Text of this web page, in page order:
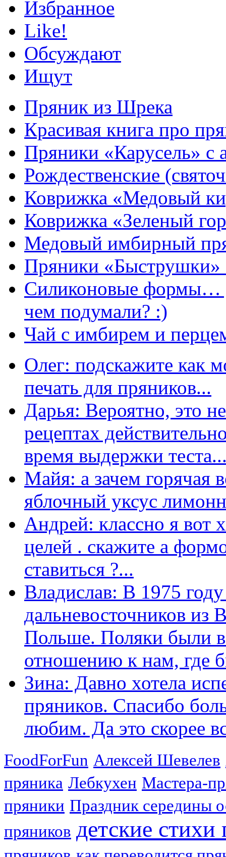
Избранное
Like!
Обсуждают
Ищут
Пряник из Шрека
Красивая книга про
Пряники «Карусель» с
Рождественские
Коврижка «Медовый
Коврижка «Зеленый
Медовый имбирный
Пряники «Быструшки»
Силиконовые формы…
чем подумали? :)
Чай с имбирем и
Олег: подскажите как
печать для пряников...
Дарья: Вероятно, это
рецептах
время выдержки
Майя: а зачем горячая
яблочный уксус
Андрей: классно я вот
целей . скажите а
ставиться ?...
Владислав: В 1975
дальневосточников из
Польше. Поляки были
отношению к нам, где
Зина: Давно хотела
пряников. Спасибо
любим. Да это скорее
FoodForFun Алексей Шевелев
пряника Лебкухен Мастера-
пряники Праздник середины
пряников детские